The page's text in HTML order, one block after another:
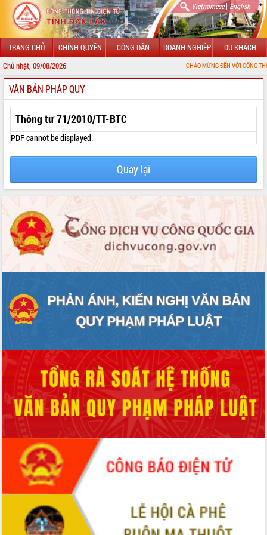
Vietnamese| English
TRANG CHỦ CHÍNH QUYỀN CÔNG DÂN DOANH NGHIỆP DU KHÁCH
Chủ nhật, 09/08/2026 CHÀO MỪNG ĐẾN VỚI CỔNG THÔNG TIN
GIỚI THIỆU
TIN TỨC SỰ KIỆN
UBND CÁC XÃ, PHƯỜNG
THÔNG TIN CHỈ ĐẠO ĐIỀU HÀNH
HỆ THỐNG VĂN BẢN
VĂN BẢN HĐND TỈNH
QUY HOẠCH - KẾ HOẠCH
VĂN BẢN PHÁP QUY
Thông tư 71/2010/TT-BTC
PDF cannot be displayed.
Quay lại